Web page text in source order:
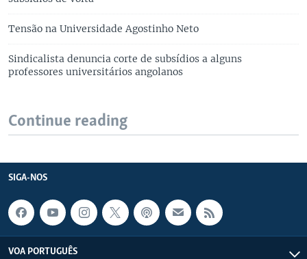
Tensão na Universidade Agostinho Neto
Sindicalista denuncia corte de subsídios a alguns
professores universitários angolanos
Continue reading
SIGA-NOS
VOA PORTUGUÊS